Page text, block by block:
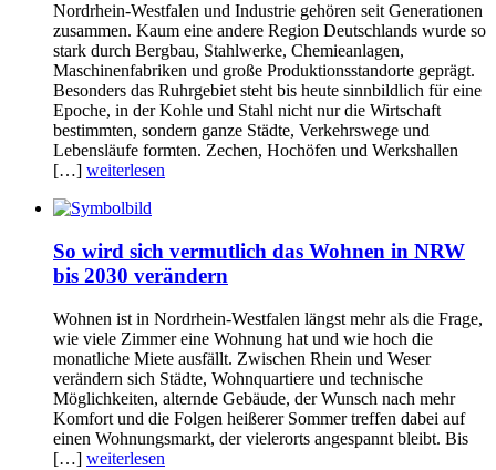
Nordrhein-Westfalen und Industrie gehören seit Generationen
zusammen. Kaum eine andere Region Deutschlands wurde so
stark durch Bergbau, Stahlwerke, Chemieanlagen,
Maschinenfabriken und große Produktionsstandorte geprägt.
Besonders das Ruhrgebiet steht bis heute sinnbildlich für eine
Epoche, in der Kohle und Stahl nicht nur die Wirtschaft
bestimmten, sondern ganze Städte, Verkehrswege und
Lebensläufe formten. Zechen, Hochöfen und Werkshallen
[…] weiterlesen
So wird sich vermutlich das Wohnen in NRW
bis 2030 verändern
Wohnen ist in Nordrhein-Westfalen längst mehr als die Frage,
wie viele Zimmer eine Wohnung hat und wie hoch die
monatliche Miete ausfällt. Zwischen Rhein und Weser
verändern sich Städte, Wohnquartiere und technische
Möglichkeiten, alternde Gebäude, der Wunsch nach mehr
Komfort und die Folgen heißerer Sommer treffen dabei auf
einen Wohnungsmarkt, der vielerorts angespannt bleibt. Bis
[…] weiterlesen